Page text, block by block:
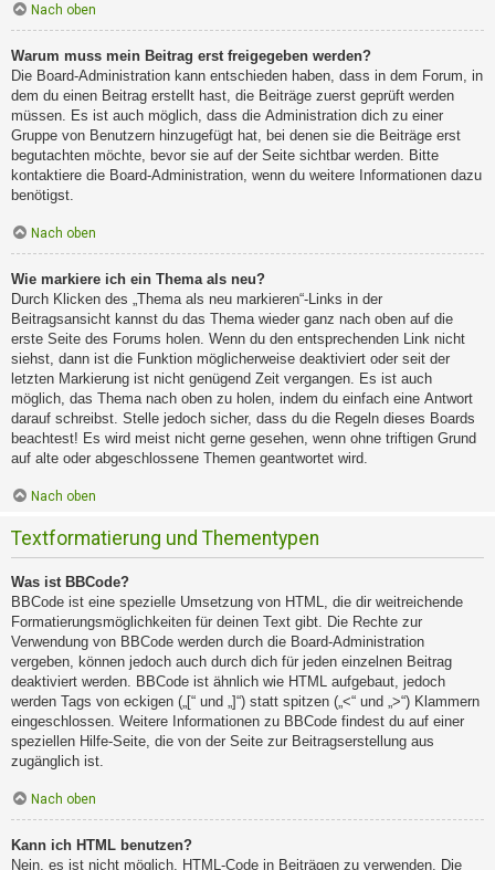
Nach oben
Warum muss mein Beitrag erst freigegeben werden?
Die Board-Administration kann entschieden haben, dass in dem Forum, in
dem du einen Beitrag erstellt hast, die Beiträge zuerst geprüft werden
müssen. Es ist auch möglich, dass die Administration dich zu einer
Gruppe von Benutzern hinzugefügt hat, bei denen sie die Beiträge erst
begutachten möchte, bevor sie auf der Seite sichtbar werden. Bitte
kontaktiere die Board-Administration, wenn du weitere Informationen dazu
benötigst.
Nach oben
Wie markiere ich ein Thema als neu?
Durch Klicken des „Thema als neu markieren“-Links in der
Beitragsansicht kannst du das Thema wieder ganz nach oben auf die
erste Seite des Forums holen. Wenn du den entsprechenden Link nicht
siehst, dann ist die Funktion möglicherweise deaktiviert oder seit der
letzten Markierung ist nicht genügend Zeit vergangen. Es ist auch
möglich, das Thema nach oben zu holen, indem du einfach eine Antwort
darauf schreibst. Stelle jedoch sicher, dass du die Regeln dieses Boards
beachtest! Es wird meist nicht gerne gesehen, wenn ohne triftigen Grund
auf alte oder abgeschlossene Themen geantwortet wird.
Nach oben
Textformatierung und Thementypen
Was ist BBCode?
BBCode ist eine spezielle Umsetzung von HTML, die dir weitreichende
Formatierungsmöglichkeiten für deinen Text gibt. Die Rechte zur
Verwendung von BBCode werden durch die Board-Administration
vergeben, können jedoch auch durch dich für jeden einzelnen Beitrag
deaktiviert werden. BBCode ist ähnlich wie HTML aufgebaut, jedoch
werden Tags von eckigen („[“ und „]“) statt spitzen („<“ und „>“) Klammern
eingeschlossen. Weitere Informationen zu BBCode findest du auf einer
speziellen Hilfe-Seite, die von der Seite zur Beitragserstellung aus
zugänglich ist.
Nach oben
Kann ich HTML benutzen?
Nein, es ist nicht möglich, HTML-Code in Beiträgen zu verwenden. Die